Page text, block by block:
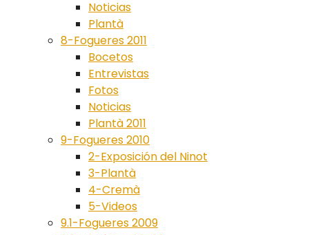
Noticias
Plantà
8-Fogueres 2011
Bocetos
Entrevistas
Fotos
Noticias
Plantà 2011
9-Fogueres 2010
2-Exposición del Ninot
3-Plantà
4-Cremà
5-Videos
9.1-Fogueres 2009